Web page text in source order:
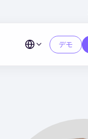
デモ